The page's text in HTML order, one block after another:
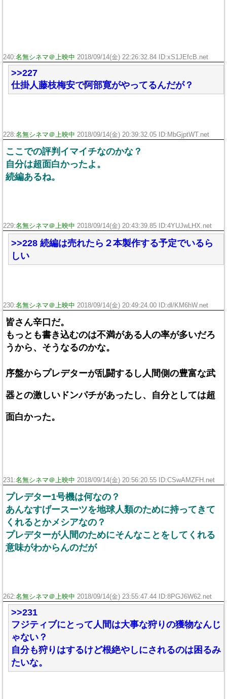
240:名無シネマ＠上映中 2018/09/14(金) 22:26:32.84 ID:xS1JEfcB.net
>>227
仕掛人藤枝梅安で阿部寛がやってるんだが？
228:名無シネマ＠上映中 2018/09/14(金) 20:39:32.05 ID:MbGjptWT.net
ここでの評判イマイチなのかな？
自分は超面白かったよ。
続編あるね。
229:名無シネマ＠上映中 2018/09/14(金) 20:43:39.85 ID:4YUJwLHX.net
>>228 続編は売れたら２本製作する予定でいるら
しい
230:名無シネマ＠上映中 2018/09/14(金) 20:49:24.00 ID:dl/KM6hW.net
皆さん辛口だ。
もっとも書き込むのは不満がある人の率が多いだろ
うから、そうなるのかな。
序盤からプレデターが乱闘するし人間側の豊富な武
器との激しいドンパチがあったし、自分としては超
面白かった。
231:名無シネマ＠上映中 2018/09/14(金) 20:56:20.55 ID:CSwAMZFH.net
プレデター1号機は何なの？
あんなすげースーツを地球人類のために持ってきて
くれるとかメシアなの？
プレデターが人間のためにそんなことをしてくれる
意味がわからんのだが
262:名無シネマ＠上映中 2018/09/14(金) 23:55:47.44 ID:8PGJ6W62.net
>>231
フジティブにとって人間は大事な狩りの獲物なんじ
ゃない？
自分も狩りはするけど根絶やしにされるのは困るみ
たいな。